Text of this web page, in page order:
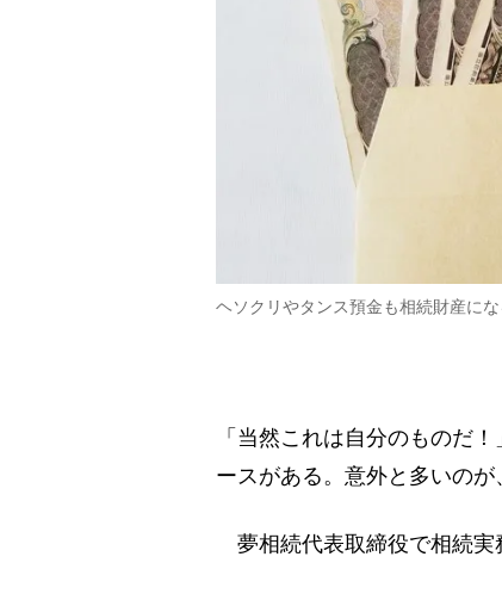
ヘソクリやタンス預金も相続財産にな
「当然これは自分のものだ
ースがある。意外と多いのが
夢相続代表取締役で相続実